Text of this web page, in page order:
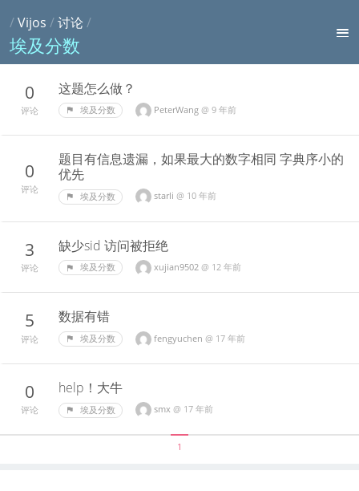
/Vijos /讨论 /
埃及分数
0
评论
这题怎么做？
埃及分数 PeterWang @ 9 年前
0
评论
题目有信息遗漏，如果最大的数字相同 字典序小的
优先
埃及分数 starli @ 10 年前
3
评论
缺少sid 访问被拒绝
埃及分数 xujian9502 @ 12 年前
5
评论
数据有错
埃及分数 fengyuchen @ 17 年前
0
评论
help！大牛
埃及分数 smx @ 17 年前
1